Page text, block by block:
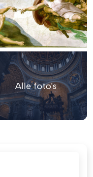
Alle foto's